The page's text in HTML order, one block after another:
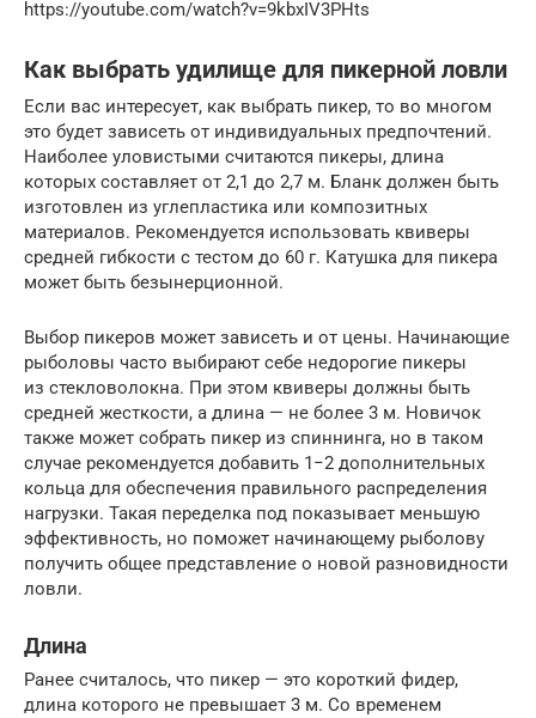
https://youtube.com/watch?v=9kbxIV3PHts
Как выбрать удилище для пикерной ловли
Если вас интересует, как выбрать пикер, то во многом
это будет зависеть от индивидуальных предпочтений.
Наиболее уловистыми считаются пикеры, длина
которых составляет от 2,1 до 2,7 м. Бланк должен быть
изготовлен из углепластика или композитных
материалов. Рекомендуется использовать квиверы
средней гибкости с тестом до 60 г. Катушка для пикера
может быть безынерционной.
Выбор пикеров может зависеть и от цены. Начинающие
рыболовы часто выбирают себе недорогие пикеры
из стекловолокна. При этом квиверы должны быть
средней жесткости, а длина — не более 3 м. Новичок
также может собрать пикер из спиннинга, но в таком
случае рекомендуется добавить 1−2 дополнительных
кольца для обеспечения правильного распределения
нагрузки. Такая переделка под показывает меньшую
эффективность, но поможет начинающему рыболову
получить общее представление о новой разновидности
ловли.
Длина
Ранее считалось, что пикер — это короткий фидер,
длина которого не превышает 3 м. Со временем